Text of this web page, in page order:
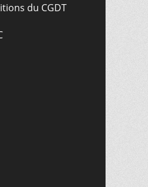
du CGDT